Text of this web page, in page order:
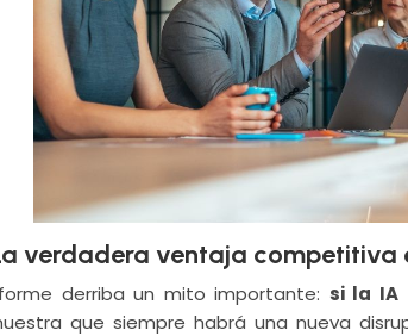
verdadera ventaja
derriba un mito importante: si la IA
que siempre habrá una nueva